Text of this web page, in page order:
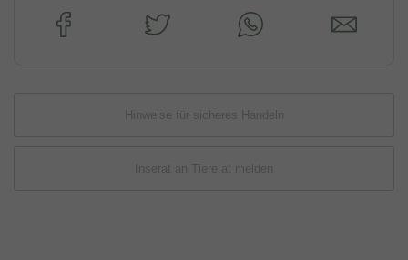
Hinweise für sicheres Handeln
Inserat an Tiere.at melden